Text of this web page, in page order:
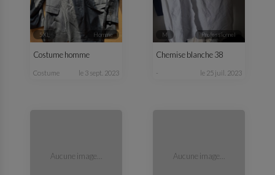
5XL homme
Costume homme
costume le 3 sept. 2023
M professionnel
Chemise blanche 38
- le 25 juil. 2023
Aucune image... Aucune image...